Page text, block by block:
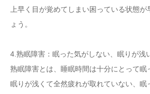
上早く目が覚めてしまい困っている状態
ょう。
4.熟眠障害：眠った気がしない、眠りが浅
熟眠障害とは、睡眠時間は十分にとって眠
眠りが浅くて全然疲れが取れていない、眠